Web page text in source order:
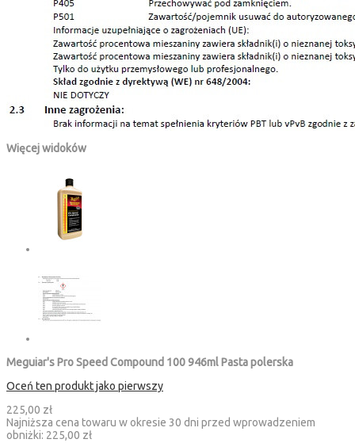
Więcej widoków
Meguiar's Pro Speed Compound 100 946ml Pasta polerska
Oceń ten produkt jako pierwszy
225,00 zł
Najniższa cena towaru w okresie 30 dni przed wprowadzeniem
obniżki: 225,00 zł